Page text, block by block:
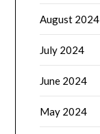
August 2024
July 2024
June 2024
May 2024